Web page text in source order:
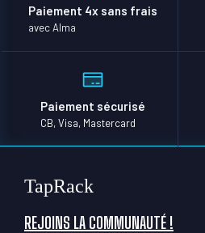
Paiement 4x sans frais
avec Alma
Paiement sécurisé
CB, Visa, Mastercard
TapRack
REJOINS LA COMMUNAUTÉ !